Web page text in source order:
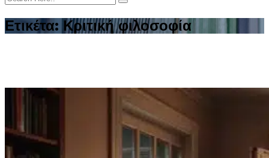
Ετικέτα: Κριτική φιλοσοφία